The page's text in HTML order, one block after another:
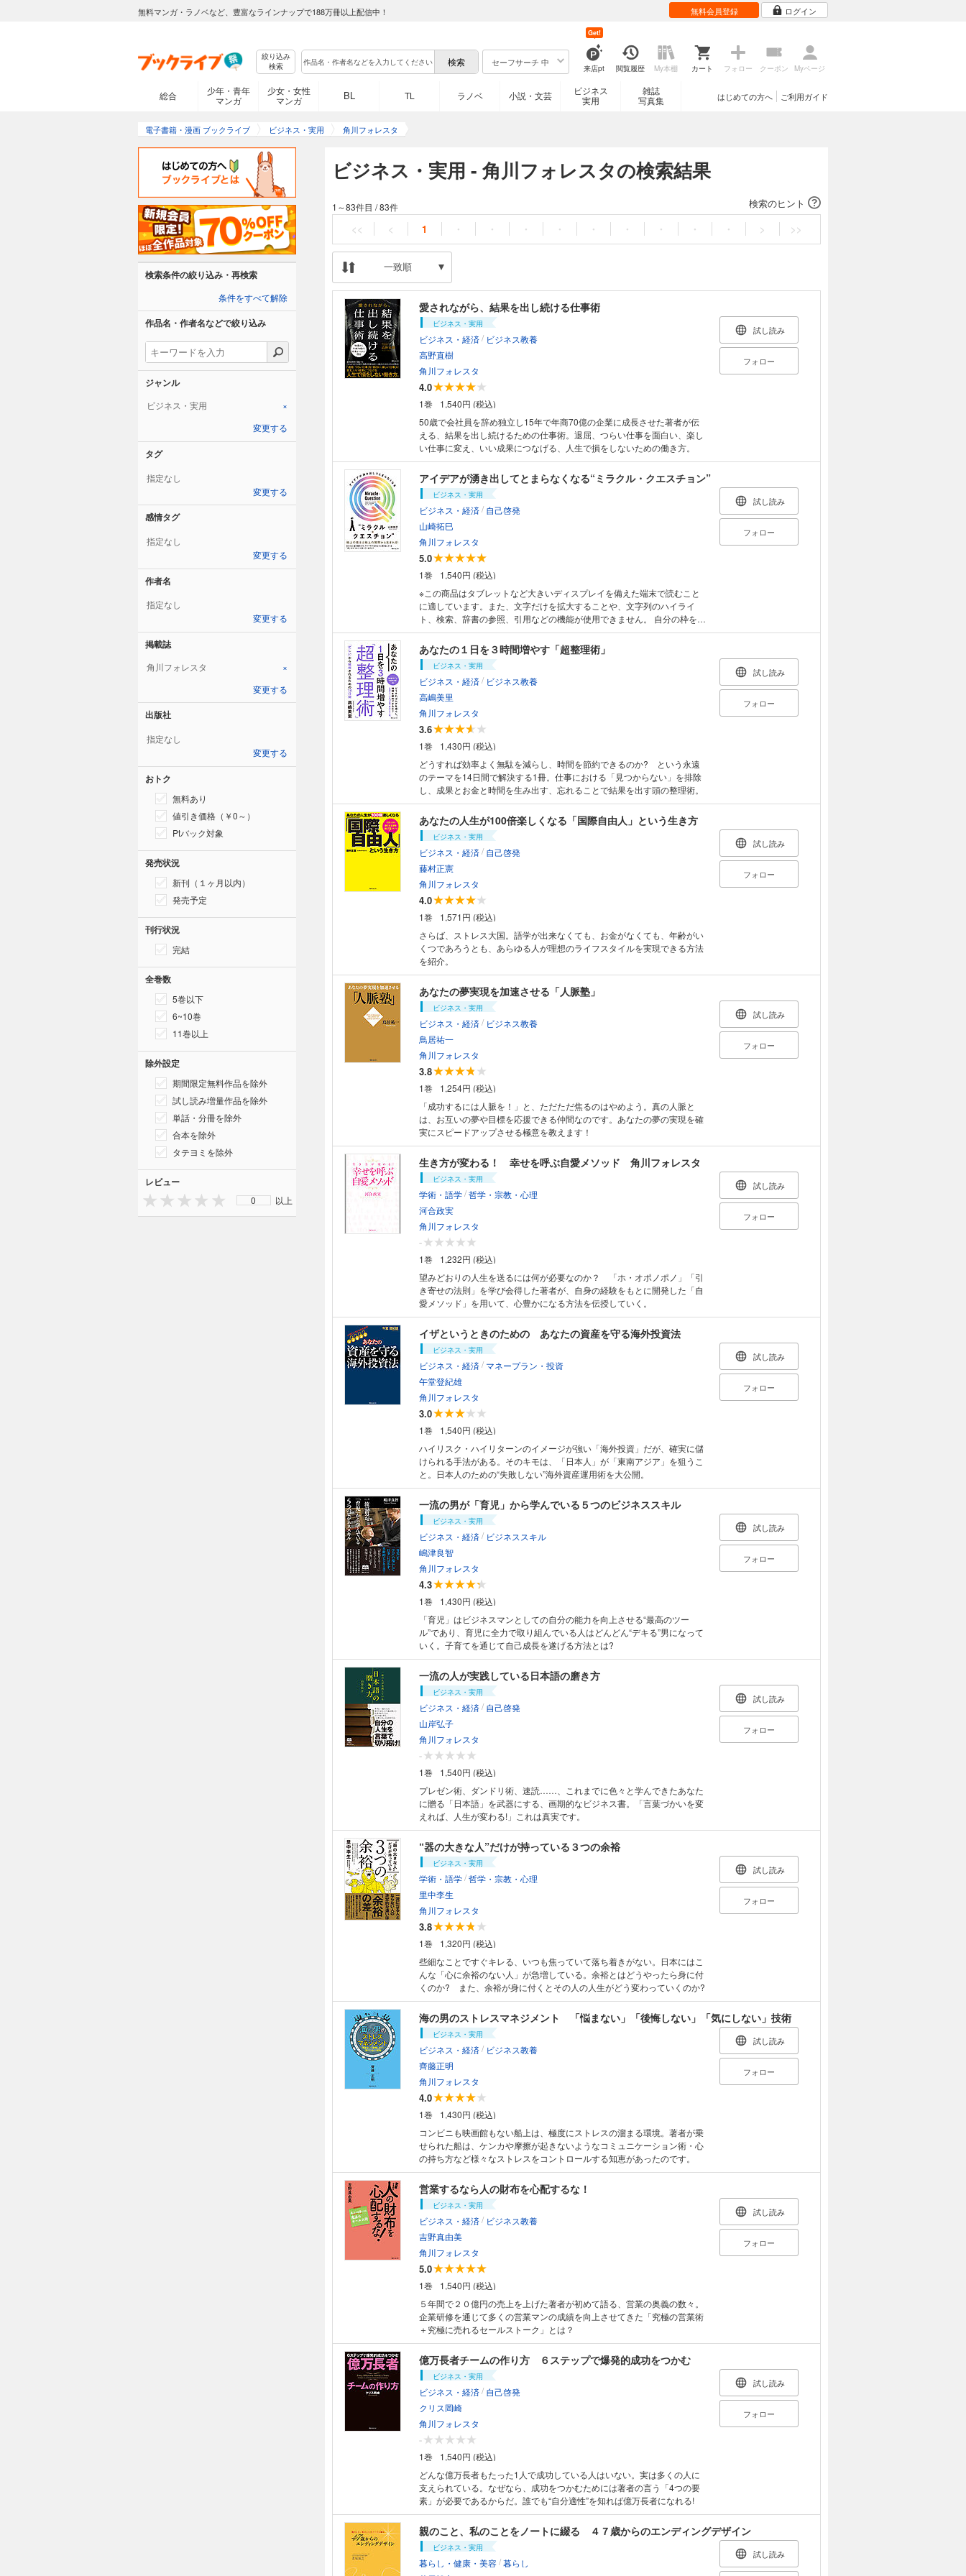
無料マンガ・ラノベなど、豊富なラインナップで188万冊以上配信中！ 無料会員登録 ログイン
絞り込み
検索
セーフサーチ 中
来店pt
Get!
閲覧履歴 My本棚 カート フォロー クーポン Myページ
総合
少年・青年
マンガ
少女・女性
マンガ
BL TL ラノベ 小説・文芸
ビジネス
実用
雑誌
写真集
ご利用ガイド
はじめての方へ
電子書籍・漫画 ブックライブ ビジネス・実用 角川フォレスタ
ビジネス・実用 - 角川フォレスタの検索結果
検索のヒント
1～83件目 /83件
<< < 1 ・ ・ ・ ・ ・ ・ ・ ・ ・ > >>
一致順
愛されながら、結果を出し続ける仕事術
ビジネス・実用
ビジネス・経済/ ビジネス教養
高野直樹
角川フォレスタ
4.0
1巻
1,540円 (税込)
50歳で会社員を辞め独立し15年で年商70億の企業に成長させた著者が伝
える、結果を出し続けるための仕事術。退屈、つらい仕事を面白い、楽し
い仕事に変え、いい成果につなげる、人生で損をしないための働き方。
試し読み
フォロー
アイデアが湧き出してとまらなくなる“ミラクル・クエスチョン”
ビジネス・実用
ビジネス・経済/ 自己啓発
山崎拓巳
角川フォレスタ
5.0
1巻
1,540円 (税込)
※この商品はタブレットなど大きいディスプレイを備えた端末で読むこと
に適しています。また、文字だけを拡大することや、文字列のハイライ
ト、検索、辞書の参照、引用などの機能が使用できません。 自分の枠を拡
張して新しい自分を見つけ出せる魔法の問いかけ“ミラクル・クエスチョ
ン”をあなたはいくつ知っていますか? 極上の質問を見つけ出すことさえ
できれば、極上の人生を送ることができます。 ※本書籍は見開きのデザイ
ンが含まれています。見開き表示での閲覧を推奨いたします。
試し読み
フォロー
あなたの１日を３時間増やす「超整理術」
ビジネス・実用
ビジネス・経済/ ビジネス教養
高嶋美里
角川フォレスタ
3.6
1巻
1,430円 (税込)
どうすれば効率よく無駄を減らし、時間を節約できるのか? という永遠
のテーマを14日間で解決する1冊。仕事における「見つからない」を排除
し、成果とお金と時間を生み出す、忘れることで結果を出す頭の整理術。
試し読み
フォロー
あなたの人生が100倍楽しくなる「国際自由人」という生き方
ビジネス・実用
ビジネス・経済/ 自己啓発
藤村正憲
角川フォレスタ
4.0
1巻
1,571円 (税込)
さらば、ストレス大国。語学が出来なくても、お金がなくても、年齢がい
くつであろうとも、あらゆる人が理想のライフスタイルを実現できる方法
を紹介。
試し読み
フォロー
あなたの夢実現を加速させる「人脈塾」
ビジネス・実用
ビジネス・経済/ ビジネス教養
鳥居祐一
角川フォレスタ
3.8
1巻
1,254円 (税込)
「成功するには人脈を！」と、ただただ焦るのはやめよう。真の人脈と
は、お互いの夢や目標を応援できる仲間なのです。あなたの夢の実現を確
実にスピードアップさせる極意を教えます！
試し読み
フォロー
生き方が変わる！ 幸せを呼ぶ自愛メソッド 角川フォレスタ
ビジネス・実用
学術・語学/哲学・宗教・心理
河合政実
角川フォレスタ
-
1巻
1,232円 (税込)
望みどおりの人生を送るには何が必要なのか？ 「ホ・オポノポノ」「引
き寄せの法則」を学び会得した著者が、自身の経験をもとに開発した「自
愛メソッド」を用いて、心豊かになる方法を伝授していく。
試し読み
フォロー
イザというときのための あなたの資産を守る海外投資法
ビジネス・実用
ビジネス・経済/ マネープラン・投資
午堂登紀雄
角川フォレスタ
3.0
1巻
1,540円 (税込)
ハイリスク・ハイリターンのイメージが強い「海外投資」だが、確実に儲
けられる手法がある。そのキモは、「日本人」が「東南アジア」を狙うこ
と。日本人のための“失敗しない”海外資産運用術を大公開。
試し読み
フォロー
一流の男が「育児」から学んでいる５つのビジネススキル
ビジネス・実用
ビジネス・経済/ ビジネススキル
嶋津良智
角川フォレスタ
4.3
1巻
1,430円 (税込)
「育児」はビジネスマンとしての自分の能力を向上させる“最高のツー
ル”であり、育児に全力で取り組んでいる人はどんどん“デキる”男になって
いく。子育てを通じて自己成長を遂げる方法とは?
試し読み
フォロー
一流の人が実践している日本語の磨き方
ビジネス・実用
ビジネス・経済/ 自己啓発
山岸弘子
角川フォレスタ
-
1巻
1,540円 (税込)
プレゼン術、ダンドリ術、速読……、これまでに色々と学んできたあなた
に贈る「日本語」を武器にする、画期的なビジネス書。「言葉づかいを変
えれば、人生が変わる!」これは真実です。
試し読み
フォロー
“器の大きな人”だけが持っている３つの余裕
ビジネス・実用
学術・語学/哲学・宗教・心理
里中李生
角川フォレスタ
3.8
1巻
1,320円 (税込)
些細なことですぐキレる、いつも焦っていて落ち着きがない。日本にはこ
んな「心に余裕のない人」が急増している。余裕とはどうやったら身に付
くのか? また、余裕が身に付くとその人の人生がどう変わっていくのか?
試し読み
フォロー
海の男のストレスマネジメント 「悩まない」「後悔しない」「気にしない」技術
ビジネス・実用
ビジネス・経済/ ビジネス教養
齊藤正明
角川フォレスタ
4.0
1巻
1,430円 (税込)
コンビニも映画館もない船上は、極度にストレスの溜まる環境。著者が乗
せられた船は、ケンカや摩擦が起きないようなコミュニケーション術・心
の持ち方など様々なストレスをコントロールする知恵があったのです。
試し読み
フォロー
営業するなら人の財布を心配するな！
ビジネス・実用
ビジネス・経済/ ビジネス教養
吉野真由美
角川フォレスタ
5.0
1巻
1,540円 (税込)
５年間で２０億円の売上を上げた著者が初めて語る、営業の奥義の数々。
企業研修を通じて多くの営業マンの成績を向上させてきた「究極の営業術
＋究極に売れるセールストーク」とは？
試し読み
フォロー
億万長者チームの作り方 ６ステップで爆発的成功をつかむ
ビジネス・実用
ビジネス・経済/ 自己啓発
クリス岡崎
角川フォレスタ
-
1巻
1,540円 (税込)
どんな億万長者もたった1人で成功している人はいない。実は多くの人に
支えられている。なぜなら、成功をつかむためには著者の言う「4つの要
素」が必要であるからだ。誰でも“自分適性”を知れば億万長者になれる!
試し読み
フォロー
親のこと、私のことをノートに綴る ４７歳からのエンディングデザイン
ビジネス・実用
暮らし・健康・美容/暮らし
試し読み
検索条件の絞り込み・再検索
条件をすべて解除
作品名・作者名などで絞り込み
ジャンル
ビジネス・実用 ×
変更する
タグ
指定なし
変更する
感情タグ
指定なし
変更する
作者名
指定なし
変更する
掲載誌
角川フォレスタ ×
変更する
出版社
指定なし
変更する
おトク
無料あり
値引き価格（￥0～）
Ptバック対象
発売状況
新刊（１ヶ月以内）
発売予定
刊行状況
完結
全巻数
5巻以下
6~10巻
11巻以上
除外設定
期間限定無料作品を除外
試し読み増量作品を除外
単話・分冊を除外
合本を除外
タテヨミを除外
レビュー
0 以上